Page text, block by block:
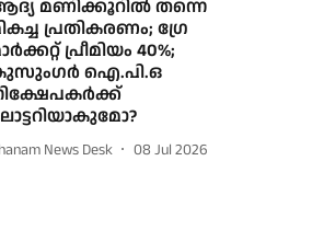
മണിക്കൂറിൽ തന്നെ
പ്രതികരണം; ഗ്രേ
പ്രീമിയം 40%;
ഐ.പി.ഒ
News Desk 08 Jul 2026